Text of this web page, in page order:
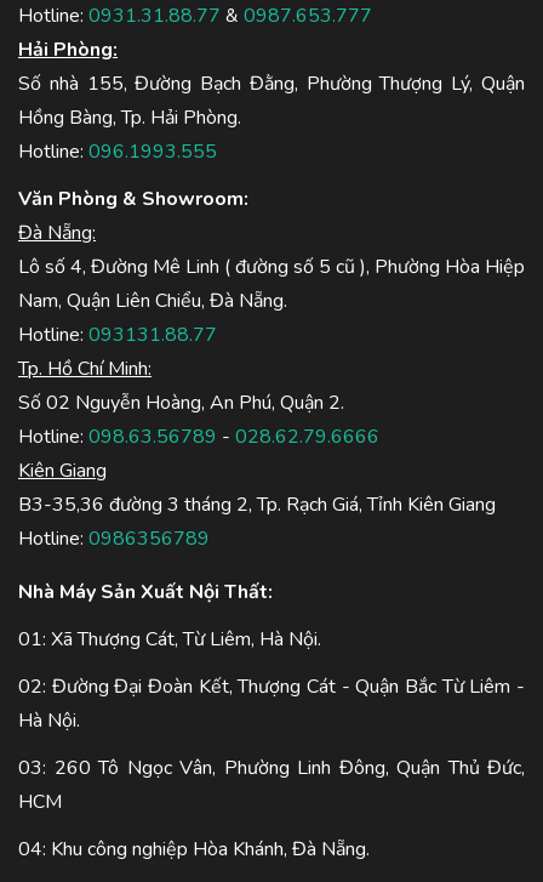
Hotline: 0931.31.88.77 & 0987.653.777
Hải Phòng:
Số nhà 155, Đường Bạch Đằng, Phường Thượng Lý, Quận
Hồng Bàng, Tp. Hải Phòng.
Hotline: 096.1993.555
Văn Phòng & Showroom:
Đà Nẵng:
Lô số 4, Đường Mê Linh ( đường số 5 cũ ), Phường Hòa Hiệp
Nam, Quận Liên Chiểu, Đà Nẵng.
Hotline: 093131.88.77
Tp. Hồ Chí Minh:
Số 02 Nguyễn Hoàng, An Phú, Quận 2.
Hotline: 098.63.56789 - 028.62.79.6666
Kiên Giang
B3-35,36 đường 3 tháng 2, Tp. Rạch Giá, Tỉnh Kiên Giang
Hotline: 0986356789
Nhà Máy Sản Xuất Nội Thất:
01: Xã Thượng Cát, Từ Liêm, Hà Nội.
02: Đường Đại Đoàn Kết, Thượng Cát - Quận Bắc Từ Liêm -
Hà Nội.
03: 260 Tô Ngọc Vân, Phường Linh Đông, Quận Thủ Đức,
HCM
04: Khu công nghiệp Hòa Khánh, Đà Nẵng.